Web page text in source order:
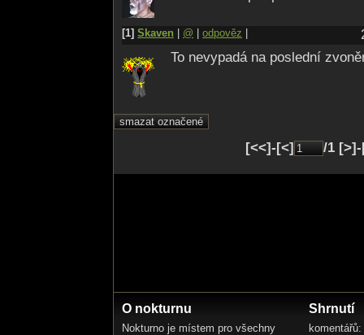
[1] Skaven @ odpověz
To nevypadá na poslední
[<<]-[<] /1
O nokturnu
Nokturno je místem pro všechny
Shrnutí